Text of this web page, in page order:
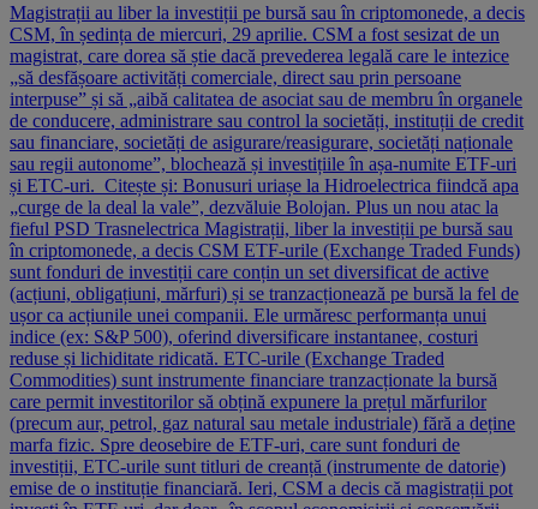
Magistrații au liber la investiții pe bursă sau în criptomonede, a decis
CSM, în ședința de miercuri, 29 aprilie. CSM a fost sesizat de un
magistrat, care dorea să știe dacă prevederea legală care le intezice
„să desfășoare activități comerciale, direct sau prin persoane
interpuse” și să „aibă calitatea de asociat sau de membru în organele
de conducere, administrare sau control la societăți, instituții de credit
sau financiare, societăți de asigurare/reasigurare, societăți naționale
sau regii autonome”, blochează și investițiile în așa-numite ETF-uri
și ETC-uri. Citește și: Bonusuri uriașe la Hidroelectrica fiindcă apa
„curge de la deal la vale”, dezvăluie Bolojan. Plus un nou atac la
fieful PSD Trasnelectrica Magistrații, liber la investiții pe bursă sau
în criptomonede, a decis CSM ETF-urile (Exchange Traded Funds)
sunt fonduri de investiții care conțin un set diversificat de active
(acțiuni, obligațiuni, mărfuri) și se tranzacționează pe bursă la fel de
ușor ca acțiunile unei companii. Ele urmăresc performanța unui
indice (ex: S&P 500), oferind diversificare instantanee, costuri
reduse și lichiditate ridicată. ETC-urile (Exchange Traded
Commodities) sunt instrumente financiare tranzacționate la bursă
care permit investitorilor să obțină expunere la prețul mărfurilor
(precum aur, petrol, gaz natural sau metale industriale) fără a deține
marfa fizic. Spre deosebire de ETF-uri, care sunt fonduri de
investiții, ETC-urile sunt titluri de creanță (instrumente de datorie)
emise de o instituție financiară. Ieri, CSM a decis că magistrații pot